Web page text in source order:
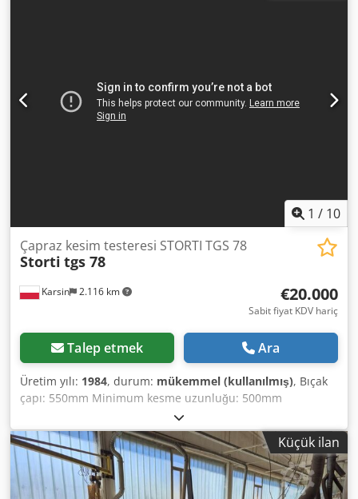
Boyutlar & Ağırlık Boyutlar (U x G x Y): 1.700 x 1.600 x 1.700
mm Dsdpfxozdzmqs Amgjck Ağırlık: 500 kg Taşıma paketi:
1 / 10
Karsin 2.116 km
Çapraz kesim testeresi STORTI TGS 78
Storti tgs 78
€20.000
Sabit fiyat KDV hariç
Talep etmek Ara
Üretim yılı: 1984, durum: mükemmel (kullanılmış), Bıçak
çapı: 550mm Minimum kesme uzunluğu: 500mm
Dcedpfxelrtntj Amgok Minimum kesme genişliği: 100mm
Maksimum kesme yüksekliği: 160mm Minimum kesme
yüksekliği: 40mm Pnömatik durdurucular
Küçük ilan